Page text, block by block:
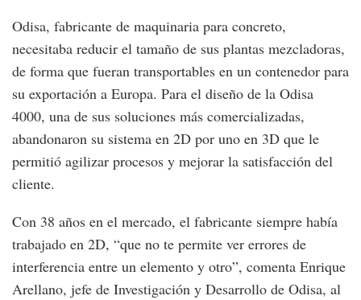
Odisa, fabricante de maquinaria para concreto,
necesitaba reducir el tamaño de sus plantas mezcladoras,
de forma que fueran transportables en un contenedor para
su exportación a Europa. Para el diseño de la Odisa
4000, una de sus soluciones más comercializadas,
abandonaron su sistema en 2D por uno en 3D que le
permitió agilizar procesos y mejorar la satisfacción del
cliente.
Con 38 años en el mercado, el fabricante siempre había
trabajado en 2D, “que no te permite ver errores de
interferencia entre un elemento y otro”, comenta Enrique
Arellano, jefe de Investigación y Desarrollo de Odisa, al